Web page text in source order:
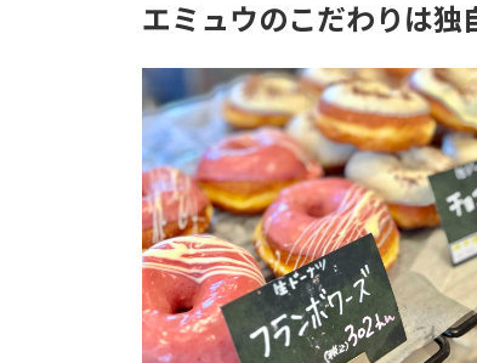
エミュウのこだわりは独